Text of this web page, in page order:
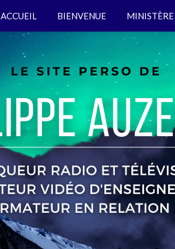
ACCUEIL BIENVENUE MINISTÈRE